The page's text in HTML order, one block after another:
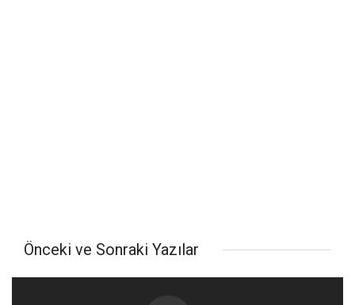
Önceki ve Sonraki Yazılar